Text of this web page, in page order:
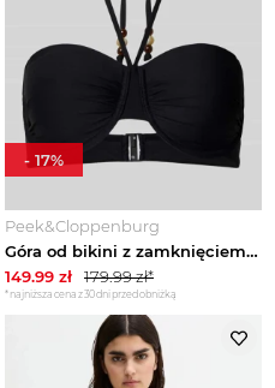
Peek&Cloppenburg
Góra od bikini z zamknięciem na klamrę Marc O'Polo Czarny
149.99 zł 179.99zł*
*najniższa cena z 30 dni przed obniżką
- 17%